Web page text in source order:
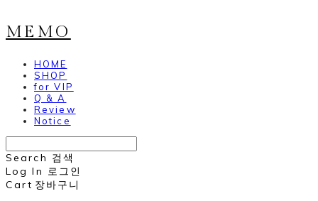
MEMO
HOME
SHOP
for VIP
Q & A
Review
Notice
Search 검색
Log In 로그인
Cart 장바구니